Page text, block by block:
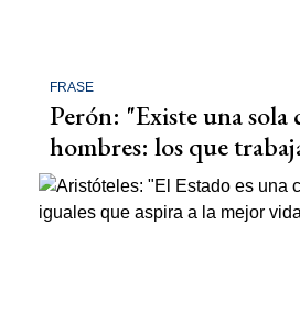
FRASE
Perón: "Existe una sola
hombres: los que